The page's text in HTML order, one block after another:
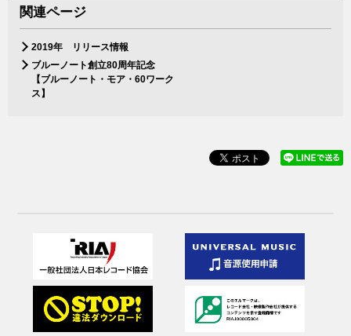
関連ページ
2019年 リリース情報
ブルーノート創立80周年記念
【ブルーノート・モア・60ワーク
ス】